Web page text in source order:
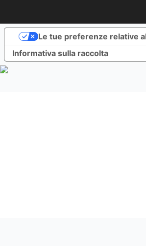
Informativa sulla raccolta
Le tue preferenze relative